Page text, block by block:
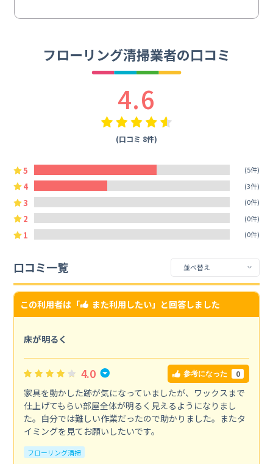
フローリング清掃業者の口コミ
4.6
(口コミ 8件)
5 (5件)
4 (3件)
3 (0件)
2 (0件)
1 (0件)
口コミ一覧
この利用者は「 また利用したい」と回答しました
床が明るく
4.0 参考になった 0
家具を動かした跡が気になっていましたが、ワックスまで
仕上げてもらい部屋全体が明るく見えるようになりまし
た。自分では難しい作業だったので助かりました。またタ
イミングを見てお願いしたいです。
フローリング清掃